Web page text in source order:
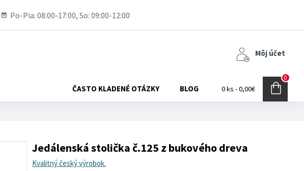
Po-Pia: 08:00-17:00, So: 09:00-12:00
Môj účet
ČASTO KLADENÉ OTÁZKY BLOG 0 ks - 0,00€
0
Jedálenská stolička č.125 z bukového dreva
Kvalitný český výrobok.